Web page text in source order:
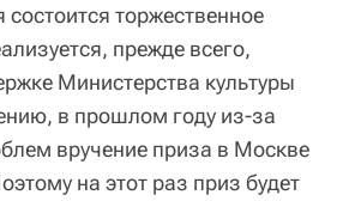
состоится торжественное
прежде всего,
Министерства культуры
в прошлом году из-за
вручение приза в Москве
на этот раз приз будет